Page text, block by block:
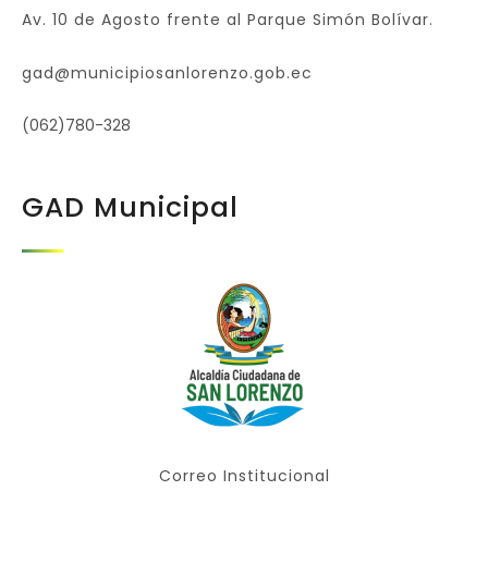
Av. 10 de Agosto frente al Parque Simón Bolívar.
gad@municipiosanlorenzo.gob.ec
(062)780-328
GAD Municipal
Correo Institucional